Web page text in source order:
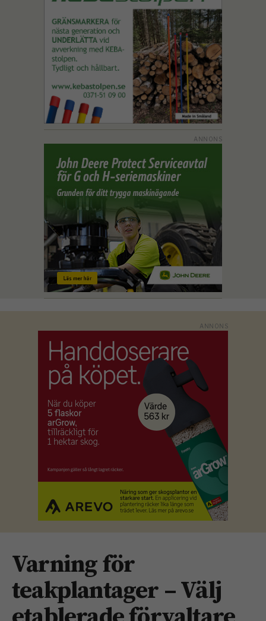
Varning för
teakplantager – Välj